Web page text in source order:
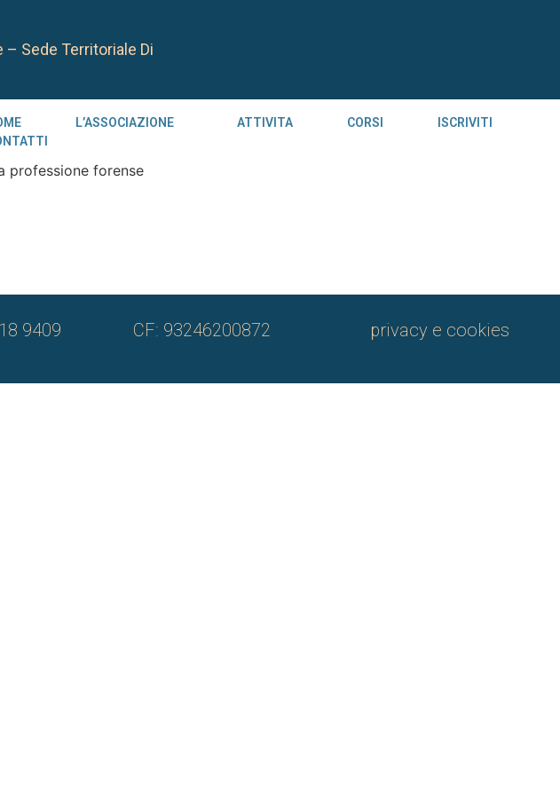
Sede Territoriale Di
L’ASSOCIAZIONE ATTIVITA CORSI
ISCRIVITI
professione forense
9409 CF: 93246200872 privacy e cookies